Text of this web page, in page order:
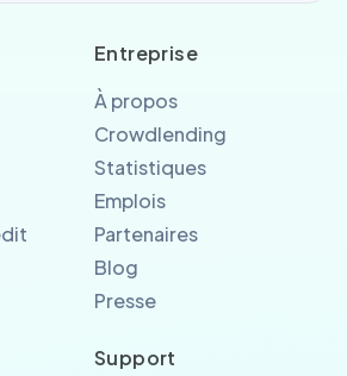
Entreprise
À propos
Crowdlending
Statistiques
Emplois
Partenaires
Blog
Presse
Support